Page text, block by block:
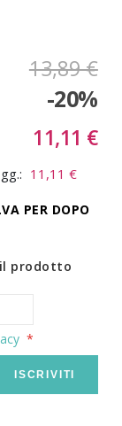
13,89 €
-20%
11,11 €
11,11 €
PER DOPO
prodotto
ISCRIVITI